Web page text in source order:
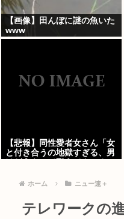
【画像】田んぼに謎の魚いた
www
【悲報】同性愛者女さん「女
と付き合うの地獄すぎる、男
と話題に
ホーム ニュー速＋
テレワークの